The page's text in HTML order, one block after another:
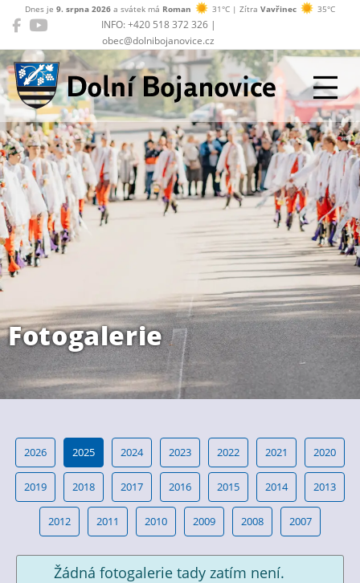
INFO: +420 518 372 326 |
obec@dolnibojanovice.cz
Dnes je 9. srpna 2026 a svátek má Roman 31°C | Zítra Vavřinec 35°C
Dolní Bojanovice
Fotogalerie
2026 2025 2024 2023 2022 2021 2020
2019 2018 2017 2016 2015 2014 2013
2012 2011 2010 2009 2008 2007
Žádná fotogalerie tady zatím není.